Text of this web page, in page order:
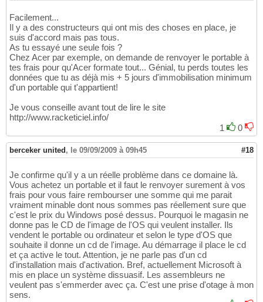
Facilement...
Il y a des constructeurs qui ont mis des choses en place, je
suis d'accord mais pas tous.
As tu essayé une seule fois ?
Chez Acer par exemple, on demande de renvoyer le portable à
tes frais pour qu'Acer formate tout... Génial, tu perds toutes les
données que tu as déjà mis + 5 jours d'immobilisation minimum
d'un portable qui t'appartient!
Je vous conseille avant tout de lire le site
http://www.racketiciel.info/
1
0
berceker united , le 09/09/2009 à 09h45 #18
Je confirme qu'il y a un réelle problème dans ce domaine là.
Vous achetez un portable et il faut le renvoyer surement à vos
frais pour vous faire rembourser une somme qui me parait
vraiment minable dont nous sommes pas réellement sure que
c'est le prix du Windows posé dessus. Pourquoi le magasin ne
donne pas le CD de l'image de l'OS qui veulent installer. Ils
vendent le portable ou ordinateur et selon le type d'OS que
souhaite il donne un cd de l'image. Au démarrage il place le cd
et ça active le tout. Attention, je ne parle pas d'un cd
d'installation mais d'activation. Bref, actuellement Microsoft à
mis en place un système dissuasif. Les assembleurs ne
veulent pas s'emmerder avec ça. C'est une prise d'otage à mon
sens.